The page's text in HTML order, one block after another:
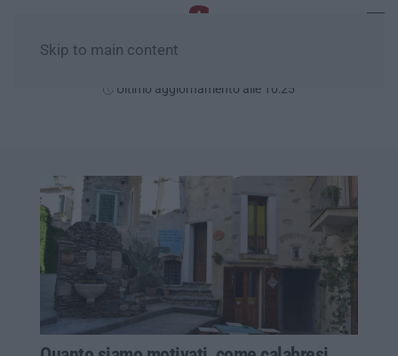
Skip to main content
Ultimo aggiornamento alle 10:25